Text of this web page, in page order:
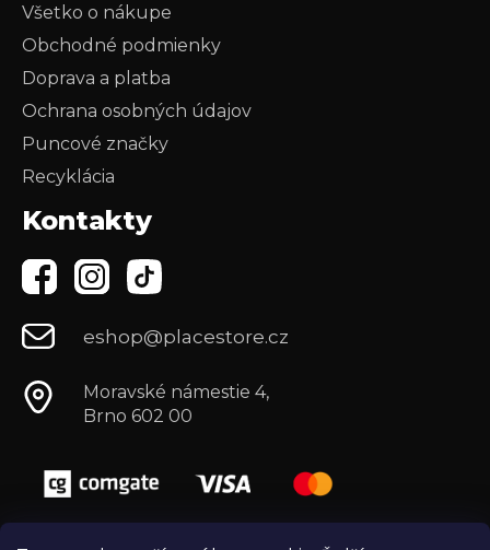
Všetko o nákupe
Obchodné podmienky
Doprava a platba
Ochrana osobných údajov
Puncové značky
Recyklácia
Kontakty
eshop@placestore.cz
Moravské námestie 4,
Brno 602 00